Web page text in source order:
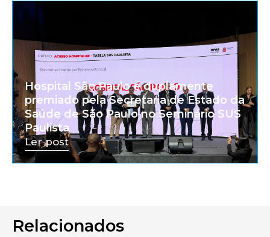
Hospital São Paulo é duplamente
premiado pela Secretaria de Estado da
Saúde de São Paulo no Seminário SUS
Paulista
Ler post
Relacionados